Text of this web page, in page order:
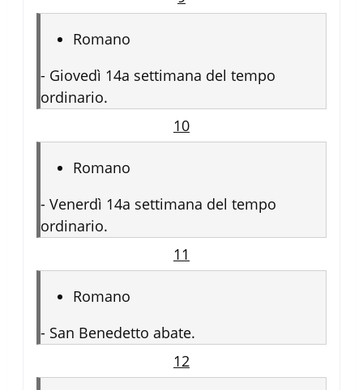
Romano
- Giovedì 14a settimana del tempo
ordinario.
10
Romano
- Venerdì 14a settimana del tempo
ordinario.
11
Romano
- San Benedetto abate.
12